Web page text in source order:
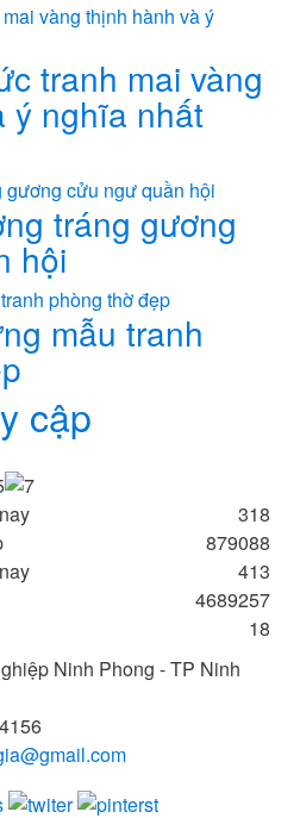
tranh mai vàng
ý nghĩa nhất
tráng gương
hội
mẫu tranh
cập
318
879088
413
4689257
18
Ninh Phong - TP Ninh